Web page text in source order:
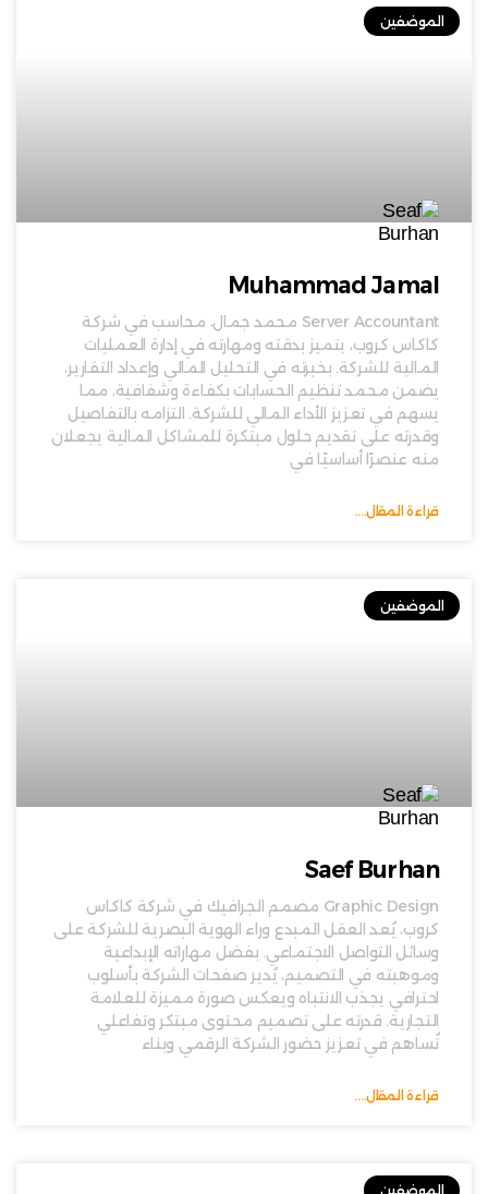
الموضفين
Muhammad Jamal
Server Accountant محمد جمال، محاسب في شركة
كاكاس كروب، يتميز بدقته ومهارته في إدارة العمليات
المالية للشركة. بخبرته في التحليل المالي وإعداد التقارير،
يضمن محمد تنظيم الحسابات بكفاءة وشفافية، مما
يسهم في تعزيز الأداء المالي للشركة. التزامه بالتفاصيل
وقدرته على تقديم حلول مبتكرة للمشاكل المالية يجعلان
منه عنصرًا أساسيًا في
قراءة المقال....
الموضفين
Saef Burhan
Graphic Design مصمم الجرافيك في شركة كاكاس
كروب، يُعد العقل المبدع وراء الهوية البصرية للشركة على
وسائل التواصل الاجتماعي. بفضل مهاراته الإبداعية
وموهبته في التصميم، يُدير صفحات الشركة بأسلوب
احترافي يجذب الانتباه ويعكس صورة مميزة للعلامة
التجارية. قدرته على تصميم محتوى مبتكر وتفاعلي
تُساهم في تعزيز حضور الشركة الرقمي وبناء
قراءة المقال....
الموضفين